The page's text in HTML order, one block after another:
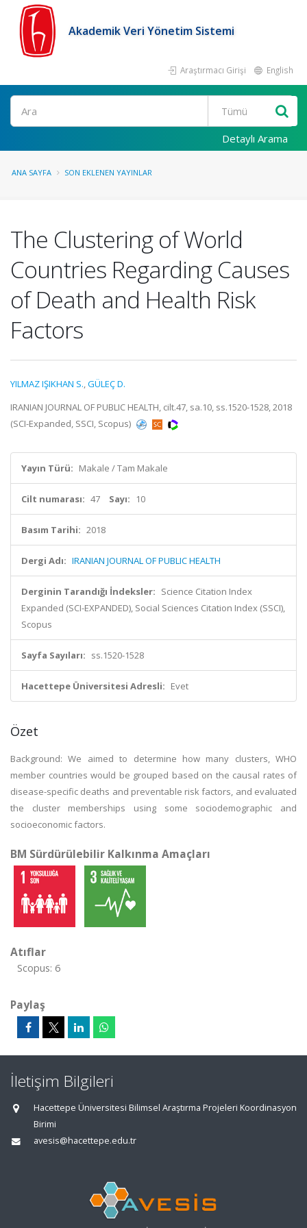
Akademik Veri Yönetim Sistemi
Araştırmacı Girişi English
Ara
Detaylı Arama
ANA SAYFA SON EKLENEN YAYINLAR
The Clustering of World
Countries Regarding Causes
of Death and Health Risk
Factors
YILMAZ IŞIKHAN S.,GÜLEÇ D.
IRANIAN JOURNAL OF PUBLIC HEALTH, cilt.47, sa.10, ss.1520-1528, 2018
(SCI-Expanded, SSCI, Scopus)
Yayın Türü: Makale / Tam Makale
Cilt numarası: 47 Sayı: 10
Basım Tarihi: 2018
Dergi Adı: IRANIAN JOURNAL OF PUBLIC HEALTH
Derginin Tarandığı İndeksler: Science Citation Index
Expanded (SCI-EXPANDED), Social Sciences Citation Index (SSCI),
Scopus
Sayfa Sayıları: ss.1520-1528
Hacettepe Üniversitesi Adresli: Evet
Özet
Background: We aimed to determine how many clusters, WHO
member countries would be grouped based on the causal rates of
disease-specific deaths and preventable risk factors, and evaluated
the cluster memberships using some sociodemographic and
socioeconomic factors.
BM Sürdürülebilir Kalkınma Amaçları
Atıflar
Scopus: 6
Paylaş
İletişim Bilgileri
Hacettepe Üniversitesi Bilimsel Araştırma Projeleri Koordinasyon
Birimi
avesis@hacettepe.edu.tr